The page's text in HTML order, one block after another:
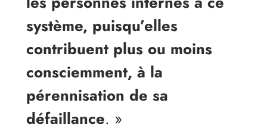
système, puisqu’elles
contribuent plus ou moins
consciemment, à la
pérennisation de sa
défaillance. »